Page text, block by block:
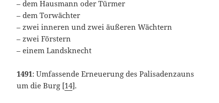
– dem Hausmann oder Türmer
– dem Torwächter
– zwei inneren und zwei äußeren Wächtern
– zwei Förstern
– einem Landsknecht
1491: Umfassende Erneuerung des Palisadenzauns
um die Burg [14].